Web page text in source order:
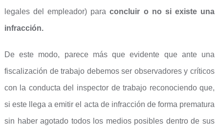
legales del empleador) paraconcluir o no si existe una
infracción.
De este modo, parece más que evidente que ante una
fiscalización de trabajo debemos ser observadores y críticos
con la conducta del inspector de trabajo reconociendo que,
si este llega a emitir el acta de infracción de forma prematura
sin haber agotado todos los medios posibles dentro de sus